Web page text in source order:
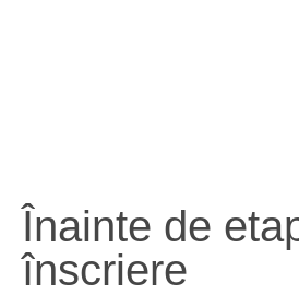
Înainte de
înscriere